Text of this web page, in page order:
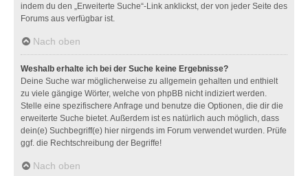
indem du den „Erweiterte Suche“-Link anklickst, der von jeder Seite des
Forums aus verfügbar ist.
Nach oben
Weshalb erhalte ich bei der Suche keine Ergebnisse?
Deine Suche war möglicherweise zu allgemein gehalten und enthielt
zu viele gängige Wörter, welche von phpBB nicht indiziert werden.
Stelle eine spezifischere Anfrage und benutze die Optionen, die dir die
erweiterte Suche bietet. Außerdem ist es natürlich auch möglich, dass
dein(e) Suchbegriff(e) hier nirgends im Forum verwendet wurden. Prüfe
ggf. die Rechtschreibung der Begriffe!
Nach oben